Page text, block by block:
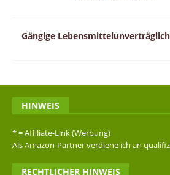
Gängige
HINWEIS
* = Affiliate-Link (Werbung)
Als Amazon-Partner verdiene ich an
RECHTLICHER HINWEIS